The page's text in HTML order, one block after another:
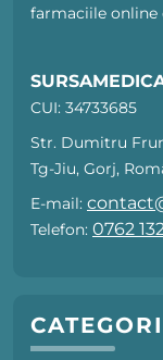
farmaciile online
CUI: 34733685
Str. Dumitru
Tg-Jiu, Gorj,
E-mail:
Telefon: 0762